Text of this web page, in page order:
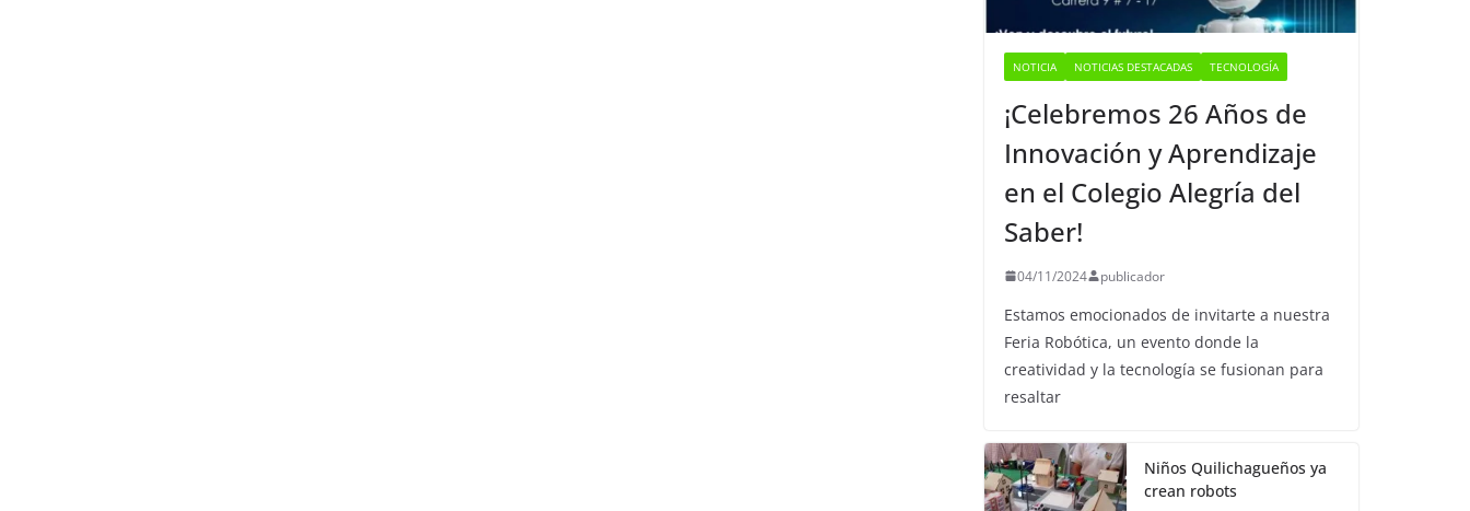
NOTICIA NOTICIAS DESTACADAS TECNOLOGÍA
¡Celebremos 26 Años de
Innovación y Aprendizaje
en el Colegio Alegría del
Saber!
04/11/2024 publicador
Estamos emocionados de invitarte a nuestra
Feria Robótica, un evento donde la
creatividad y la tecnología se fusionan para
resaltar
Niños Quilichagueños ya
crean robots